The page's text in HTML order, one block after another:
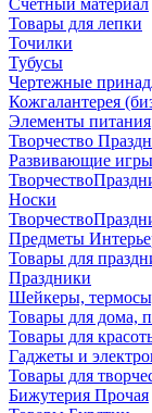
Счетный материал
Товары для лепки
Точилки
Тубусы
Чертежные
Кожгалантерея
Элементы питания
Творчество
Развивающие игры
Носки
Предметы
Товары для
Праздники
Шейкеры,
Товары для дома,
Товары для
Гаджеты и
Товары для
Бижутерия Прочая